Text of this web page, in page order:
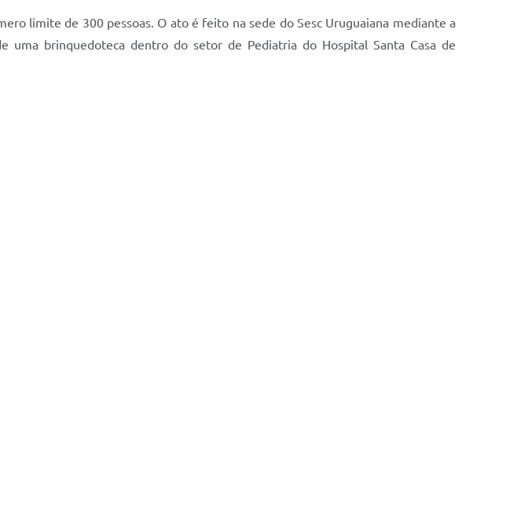
limite de 300 pessoas. O ato é feito na sede do Sesc Uruguaiana mediante a
uma brinquedoteca dentro do setor de Pediatria do Hospital Santa Casa de